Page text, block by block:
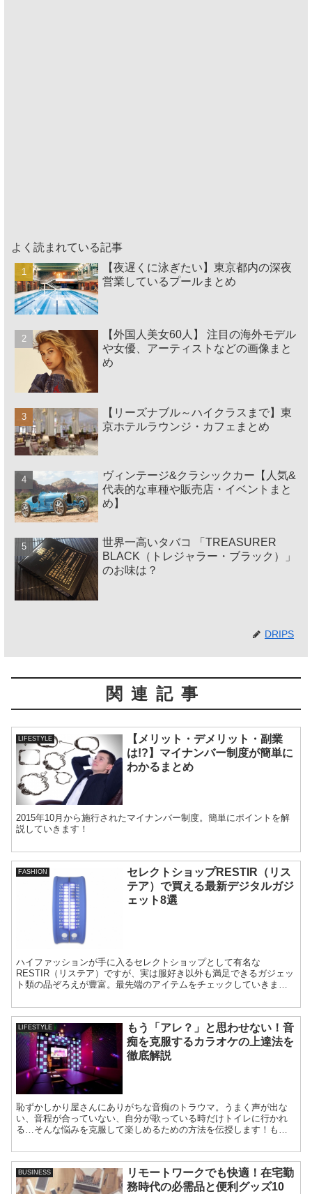
よく読まれている記事
【夜遅くに泳ぎたい】東京都内の深夜
営業しているプールまとめ
【外国人美女60人】 注目の海外モデル
や女優、アーティストなどの画像まと
め
【リーズナブル～ハイクラスまで】東
京ホテルラウンジ・カフェまとめ
ヴィンテージ&クラシックカー【人気&
代表的な車種や販売店・イベントまと
め】
世界一高いタバコ 「TREASURER
BLACK（トレジャラー・ブラック）」
のお味は？
DRIPS
関連記事
LIFESTYLE
【メリット・デメリット・副業
は!?】マイナンバー制度が簡単に
わかるまとめ
2015年10月から施行されたマイナンバー制度。簡単にポイントを解
説していきます！
FASHION
セレクトショップRESTIR（リス
テア）で買える最新デジタルガジ
ェット8選
ハイファッションが手に入るセレクトショップとして有名な
RESTIR（リステア）ですが、実は服好き以外も満足できるガジェッ
ト類の品ぞろえが豊富。最先端のアイテムをチェックしていきまし
LIFESTYLE
もう「アレ？」と思わせない！音
痴を克服するカラオケの上達法を
徹底解説
恥ずかしかり屋さんにありがちな音痴のトラウマ。うまく声が出な
い、音程が合っていない、自分が歌っている時だけトイレに行かれ
る…そんな悩みを克服して楽しめるための方法を伝授します！もっ
BUSINESS
リモートワークでも快適！在宅勤
務時代の必需品と便利グッズ10